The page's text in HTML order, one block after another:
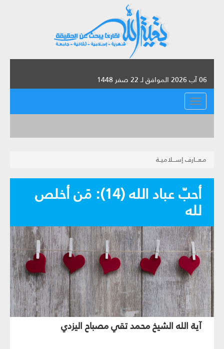
06 آب 2026 الموافق لـ 22 صفر 1448
القائمة
مـعـــارف إســـلاميــة
أحبّ عباد الله (14): مَن أخلص
لله
آية الله الشيخ محمد تقي مصباح اليزدي